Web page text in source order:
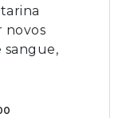
novos
sangue,